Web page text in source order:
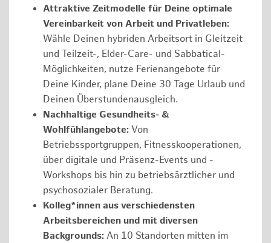
Attraktive Zeitmodelle für Deine optimale
Vereinbarkeit von Arbeit und Privatleben:
Wähle Deinen hybriden Arbeitsort in Gleitzeit
und Teilzeit-, Elder-Care- und Sabbatical-
Möglichkeiten, nutze Ferienangebote für
Deine Kinder, plane Deine 30 Tage Urlaub und
Deinen Überstundenausgleich.
Nachhaltige Gesundheits- &
Wohlfühlangebote: Von
Betriebssportgruppen, Fitnesskooperationen,
über digitale und Präsenz-Events und -
Workshops bis hin zu betriebsärztlicher und
psychosozialer Beratung.
Kolleg*innen aus verschiedensten
Arbeitsbereichen und mit diversen
Backgrounds: An 10 Standorten mitten im